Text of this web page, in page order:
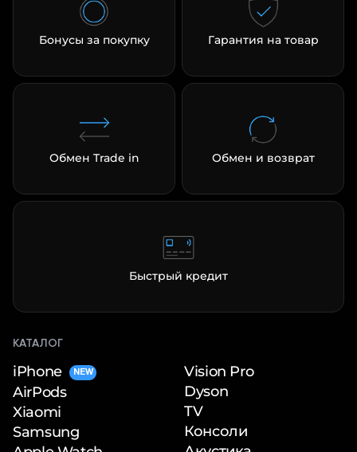
Бонусы за покупку Гарантия на товар
Обмен Trade in Обмен и возврат
Быстрый кредит
КАТАЛОГ
iPhone NEW
AirPods
Xiaomi
Samsung
Vision Pro
Dyson
TV
Консоли